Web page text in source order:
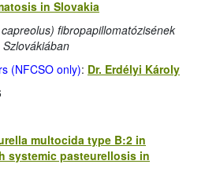
in Slovakia
fibropapillomatózisének
(NFCSO only): Dr. Erdélyi Károly
multocida type B:2 in
systemic pasteurellosis in